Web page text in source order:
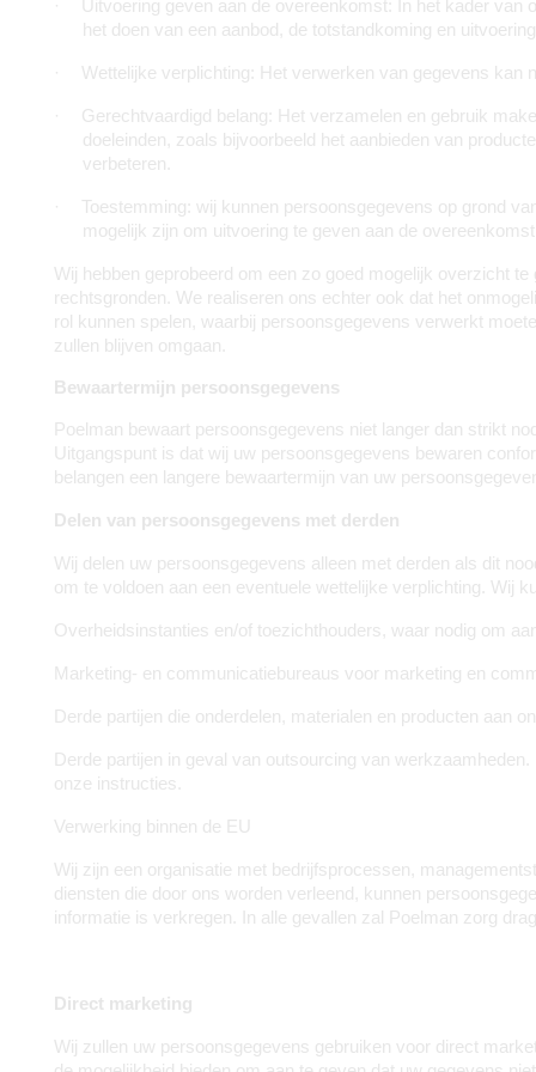
·
Uitvoering geven aan de overeenkomst: In het kader
het doen van een aanbod, de totstandkoming en
· Wettelijke verplichting: Het verwerken van gegevens
·
Gerechtvaardigd belang: Het verzamelen en gebruik
doeleinden, zoals bijvoorbeeld het aanbieden van
verbeteren.
·
Toestemming: wij kunnen persoonsgegevens op grond
mogelijk zijn om uitvoering te geven aan de
Wij hebben geprobeerd om een zo goed mogelijk overzicht
rechtsgronden. We realiseren ons echter ook dat het
rol kunnen spelen, waarbij persoonsgegevens verwerkt
zullen blijven omgaan.
Bewaartermijn persoonsgegevens
Poelman bewaart persoonsgegevens niet langer dan strikt
Uitgangspunt is dat wij uw persoonsgegevens bewaren
belangen een langere bewaartermijn van uw
Delen van persoonsgegevens met derden
Wij delen uw persoonsgegevens alleen met derden als dit
om te voldoen aan een eventuele wettelijke verplichting. Wij
Overheidsinstanties en/of toezichthouders, waar nodig om
Marketing- en communicatiebureaus voor marketing en
Derde partijen die onderdelen, materialen en producten aan
Derde partijen in geval van outsourcing van
onze instructies.
Verwerking binnen de EU
Wij zijn een organisatie met bedrijfsprocessen,
diensten die door ons worden verleend, kunnen
informatie is verkregen. In alle gevallen zal Poelman zorg
Direct marketing
Wij zullen uw persoonsgegevens gebruiken voor direct